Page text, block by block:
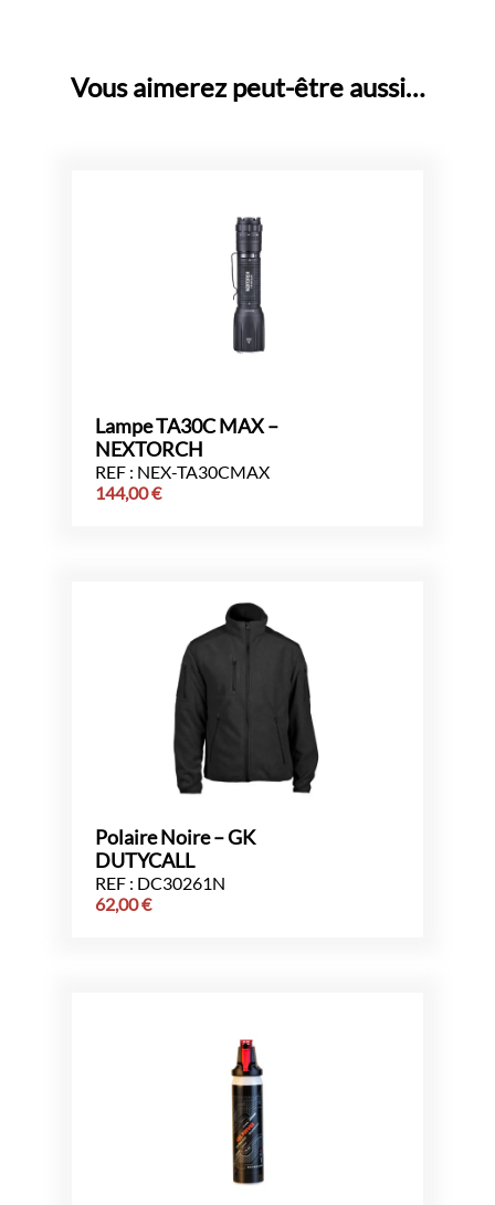
Vous aimerez peut-être aussi…
Lampe TA30C MAX –
NEXTORCH
REF : NEX-TA30CMAX
144,00€
Polaire Noire – GK
DUTYCALL
REF : DC30261N
62,00€